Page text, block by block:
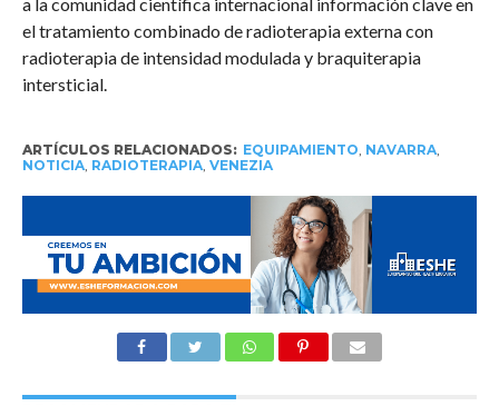
a la comunidad científica internacional información clave en
el tratamiento combinado de radioterapia externa con
radioterapia de intensidad modulada y braquiterapia
intersticial.
ARTÍCULOS RELACIONADOS: EQUIPAMIENTO, NAVARRA,
NOTICIA, RADIOTERAPIA, VENEZIA